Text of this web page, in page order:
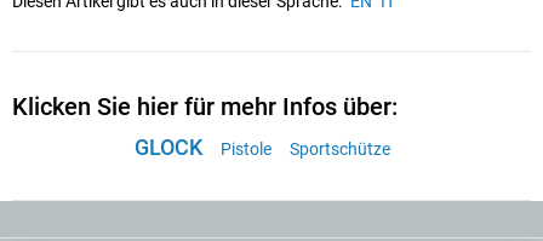
Klicken Sie hier für mehr Infos über:
GLOCK Pistole Sportschütze